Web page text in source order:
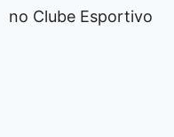
no Clube Esportivo